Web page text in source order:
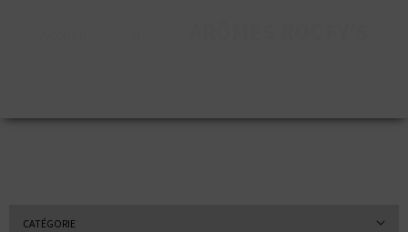
CATÉGORIE